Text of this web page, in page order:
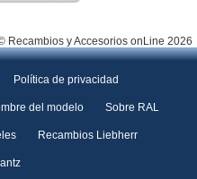
Recambios y Accesorios onLine 2026
Política de privacidad
del modelo Sobre RAL
Recambios Liebherr